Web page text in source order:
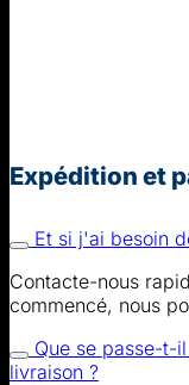
Expédition et
Et si j'ai besoin
Contacte-nous
commencé, nous
Que se passe-t-
livraison ?